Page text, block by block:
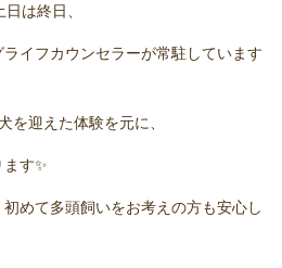
は終日、
イフカウンセラーが常駐しています
を迎えた体験を元に、
す✨
めて多頭飼いをお考えの方も安心し